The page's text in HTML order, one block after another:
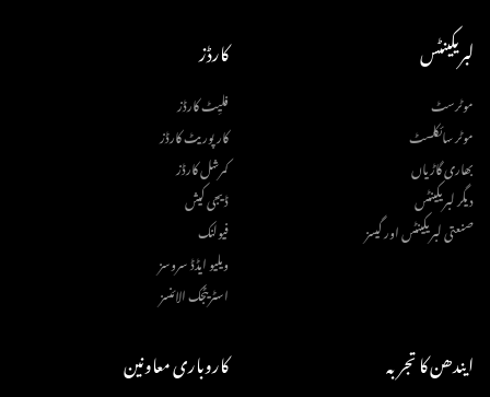
لبریکینٹس
موٹرسٹ
موٹر سائکلسٹ
بھاری گاڑیاں
دیگر لبریکینٹس
صنعتی لبریکینٹس اور گیسز
کارڈز
فلیِٹ کارڈز
کارپوریٹ کارڈز
کمرشل کارڈز
ڈیجی کیش
فیولنک
ویلیو ایڈڈ سروسز
اسٹریٹجک الائنسز
ایندھن کا تجربہ کاروباری معاونین